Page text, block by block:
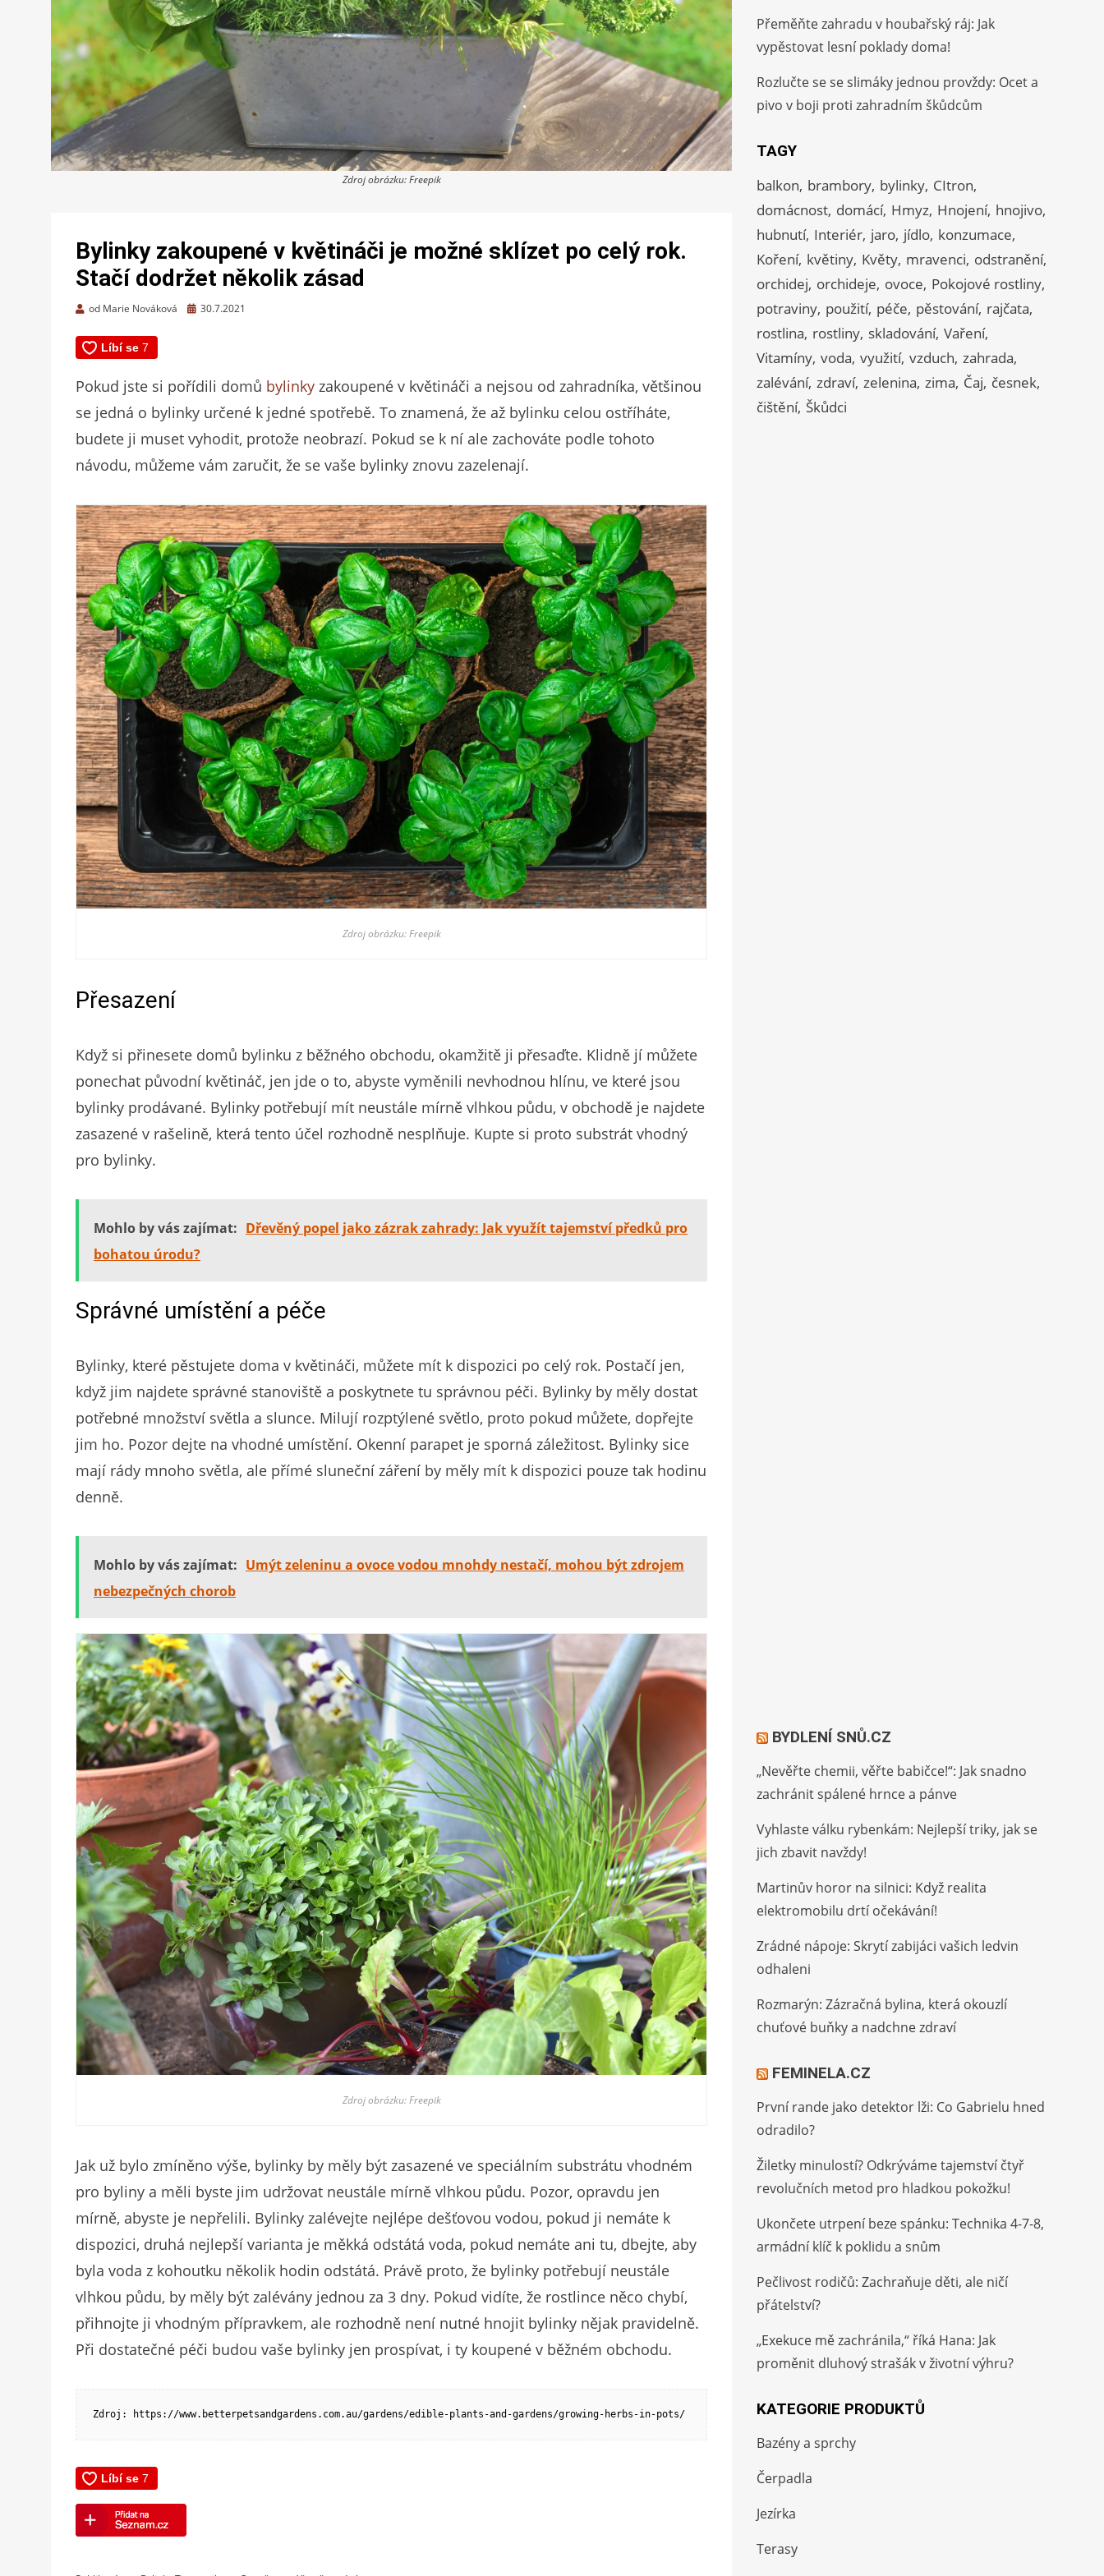
Zdroj obrázku: Freepik
Bylinky zakoupené v květináči je možné sklízet po celý rok.
Stačí dodržet několik zásad
od Marie Nováková
Zveřejněno
30.7.2021
Pokud jste si pořídili domů bylinky zakoupené v květináči a nejsou od zahradníka, většinou
se jedná o bylinky určené k jedné spotřebě. To znamená, že až bylinku celou ostříháte,
budete ji muset vyhodit, protože neobrazí. Pokud se k ní ale zachováte podle tohoto
návodu, můžeme vám zaručit, že se vaše bylinky znovu zazelenají.
Zdroj obrázku: Freepik
Přesazení
Když si přinesete domů bylinku z běžného obchodu, okamžitě ji přesaďte. Klidně jí můžete
ponechat původní květináč, jen jde o to, abyste vyměnili nevhodnou hlínu, ve které jsou
bylinky prodávané. Bylinky potřebují mít neustále mírně vlhkou půdu, v obchodě je najdete
zasazené v rašelině, která tento účel rozhodně nesplňuje. Kupte si proto substrát vhodný
pro bylinky.
Mohlo by vás zajímat: Dřevěný popel jako zázrak zahrady: Jak využít tajemství předků pro
bohatou úrodu?
Správné umístění a péče
Bylinky, které pěstujete doma v květináči, můžete mít k dispozici po celý rok. Postačí jen,
když jim najdete správné stanoviště a poskytnete tu správnou péči. Bylinky by měly dostat
potřebné množství světla a slunce. Milují rozptýlené světlo, proto pokud můžete, dopřejte
jim ho. Pozor dejte na vhodné umístění. Okenní parapet je sporná záležitost. Bylinky sice
mají rády mnoho světla, ale přímé sluneční záření by měly mít k dispozici pouze tak hodinu
denně.
Mohlo by vás zajímat: Umýt zeleninu a ovoce vodou mnohdy nestačí, mohou být zdrojem
nebezpečných chorob
Zdroj obrázku: Freepik
Jak už bylo zmíněno výše, bylinky by měly být zasazené ve speciálním substrátu vhodném
pro byliny a měli byste jim udržovat neustále mírně vlhkou půdu. Pozor, opravdu jen
mírně, abyste je nepřelili. Bylinky zalévejte nejlépe dešťovou vodou, pokud ji nemáte k
dispozici, druhá nejlepší varianta je měkká odstátá voda, pokud nemáte ani tu, dbejte, aby
byla voda z kohoutku několik hodin odstátá. Právě proto, že bylinky potřebují neustále
vlhkou půdu, by měly být zalévány jednou za 3 dny. Pokud vidíte, že rostlince něco chybí,
přihnojte ji vhodným přípravkem, ale rozhodně není nutné hnojit bylinky nějak pravidelně.
Při dostatečné péči budou vaše bylinky jen prospívat, i ty koupené v běžném obchodu.
Zdroj: https://www.betterpetsandgardens.com.au/gardens/edible-plants-and-gardens/growing-herbs-in-pots/
Přeměňte zahradu v houbařský ráj: Jak
vypěstovat lesní poklady doma!
Rozlučte se se slimáky jednou provždy: Ocet a
pivo v boji proti zahradním škůdcům
TAGY
balkon brambory bylinky CItron
domácnost domácí Hmyz Hnojení hnojivo
hubnutí Interiér jaro jídlo konzumace
Koření květiny Květy mravenci odstranění
orchidej orchideje ovoce Pokojové rostliny
potraviny použití péče pěstování rajčata
rostlina rostliny skladování Vaření
Vitamíny voda využití vzduch zahrada
zalévání zdraví zelenina zima Čaj česnek
čištění Škůdci
BYDLENÍ SNŮ.CZ
„Nevěřte chemii, věřte babičce!“: Jak snadno
zachránit spálené hrnce a pánve
Vyhlaste válku rybenkám: Nejlepší triky, jak se
jich zbavit navždy!
Martinův horor na silnici: Když realita
elektromobilu drtí očekávání!
Zrádné nápoje: Skrytí zabijáci vašich ledvin
odhaleni
Rozmarýn: Zázračná bylina, která okouzlí
chuťové buňky a nadchne zdraví
FEMINELA.CZ
První rande jako detektor lži: Co Gabrielu hned
odradilo?
Žiletky minulostí? Odkrýváme tajemství čtyř
revolučních metod pro hladkou pokožku!
Ukončete utrpení beze spánku: Technika 4-7-8,
armádní klíč k poklidu a snům
Pečlivost rodičů: Zachraňuje děti, ale ničí
přátelství?
„Exekuce mě zachránila,“ říká Hana: Jak
proměnit dluhový strašák v životní výhru?
KATEGORIE PRODUKTŮ
Bazény a sprchy
Čerpadla
Jezírka
Terasy